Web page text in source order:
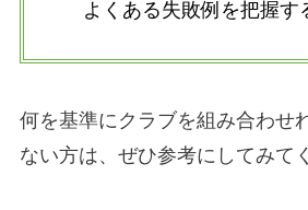
よくある失敗例を把握す
何を基準にクラブを組み合わせ
ない方は、ぜひ参考にしてみて